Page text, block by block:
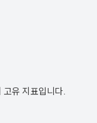
유 지표입니다.